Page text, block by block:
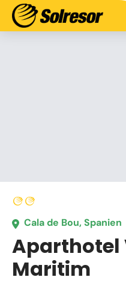
Cala de Bou, Spanien
Aparthotel
Maritim